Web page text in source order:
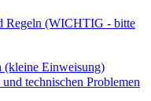
Regeln (WICHTIG - bitte
Einweisung)
technischen Problemen